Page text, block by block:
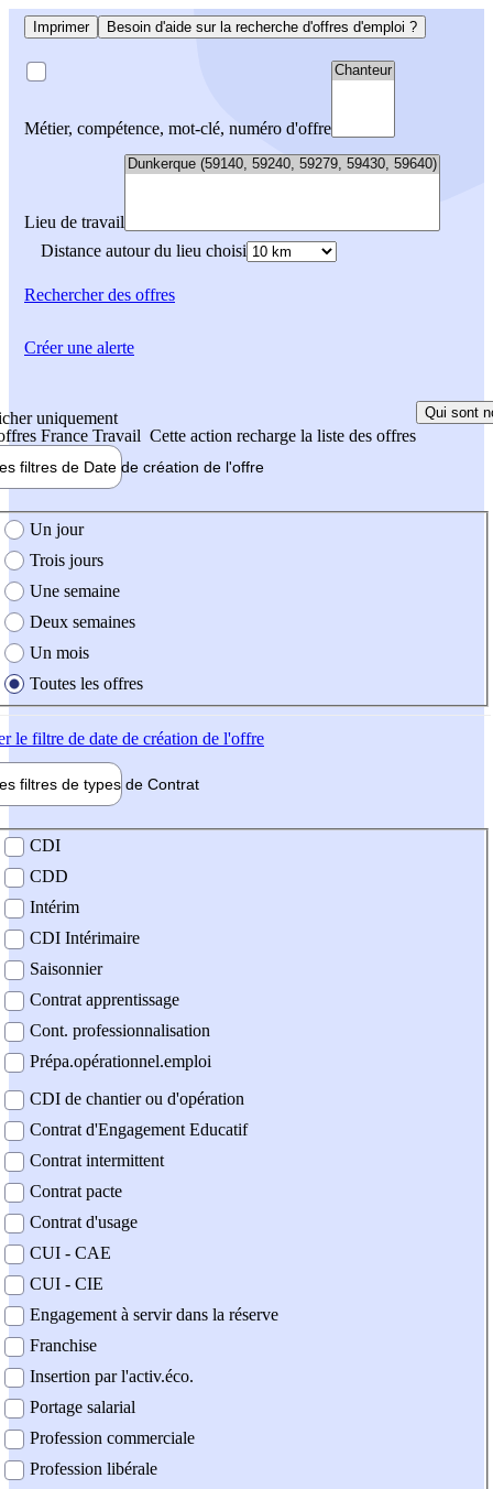
Imprimer Besoin d'aide sur la recherche d'offres d'emploi ?
Métier, compétence, mot-clé, numéro d'offre
Lieu de travail
Distance autour du lieu choisi
Rechercherdes offres
uniquement
France Travail Cette action recharge la liste des offres
Qui sont
filtres de Date de création de l'offre
création de l'offre
Un jour
Trois jours
Une semaine
Deux semaines
Un mois
Toutes les offres
le filtre de date de création de l'offre
filtres de types de Contrat
contrat
CDI
CDD
Intérim
CDI Intérimaire
Saisonnier
Contrat apprentissage
Cont. professionnalisation
Prépa.opérationnel.emploi
CDI de chantier ou d'opération
Contrat d'Engagement Educatif
Contrat intermittent
Contrat pacte
Contrat d'usage
CUI - CAE
CUI - CIE
Engagement à servir dans la réserve
Franchise
Insertion par l'activ.éco.
Portage salarial
Profession commerciale
Profession libérale
Créer une alerte